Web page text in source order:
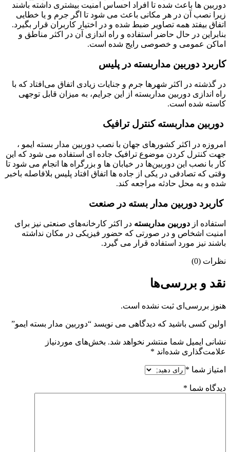
دوربین ها باعث شده تا افراد احساس امنیت بیشتری داشته باشند
زیرا نصب آن در هر مکانی باعث می شود تا اگر جرم و یا خطایی
اتفاق بیفتد همه تصاویر ضبط شده و در اختیار کاربران قرار بگیرد.
بنابراین در حال حاضر استفاده و راه اندازی آن در اکثر مناطق و
اماکن عمومی و خصوصی رایج شده است.
کاربرد دوربین مداربسته در پلیس
در گذشته در اکثر شهرها جرم و جنایات زیادی اتفاق می‌افتاد که با
راه اندازی دوربین مداربسته از این جرایم، به میزان قابل توجهی
کاسته شده است.
دوربین مداربسته کنترل ترافیک
امروزه در اکثر کشورهای جهان با نصب دوربین مدار بسته ایمو ،
جهت کنترل کردن موضوع ترافیک جاده ای استفاده می شود که این
کار با نصب این دوربین‌ها در خیابان ها و بزرگراه ها انجام می شود تا
وقتی که تصادفی در یکی از جاده ها اتفاق افتاد پلیس بلافاصله باخبر
شده و به محل حادثه مراجعه کند.
کاربرد دوربین مدار بسته در صنعت
استفاده از دوربین مداربسته در اکثر کارخانه‌های صنعتی نیز برای
امنیت اشخاص و در صورتی که حضور فیزیکی در مکان نداشته
باشند نیز مورد استفاده قرار می گیرد.
نظرات (0)
نقد و بررسی‌ها
هنوز بررسی‌ای ثبت نشده است.
اولین کسی باشید که دیدگاهی می نویسد “دوربین مدار بسته ایمو”
نشانی ایمیل شما منتشر نخواهد شد. بخش‌های موردنیاز
علامت‌گذاری شده‌اند *
امتیاز شما *
دیدگاه شما *